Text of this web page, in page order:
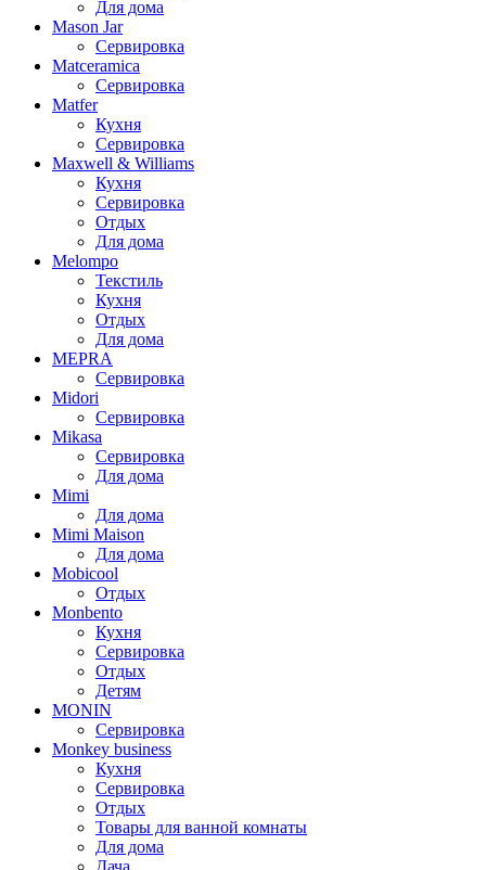
Для дома
Mason Jar
Сервировка
Matceramica
Сервировка
Matfer
Кухня
Сервировка
Maxwell & Williams
Кухня
Сервировка
Отдых
Для дома
Melompo
Текстиль
Кухня
Отдых
Для дома
MEPRA
Сервировка
Midori
Сервировка
Mikasa
Сервировка
Для дома
Mimi
Для дома
Mimi Maison
Для дома
Mobicool
Отдых
Monbento
Кухня
Сервировка
Отдых
Детям
MONIN
Сервировка
Monkey business
Кухня
Сервировка
Отдых
Товары для ванной комнаты
Для дома